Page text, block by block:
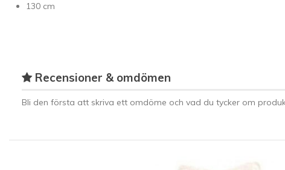
130 cm
Recensioner & omdömen
Bli den första att skriva ett omdöme och vad du tycker om